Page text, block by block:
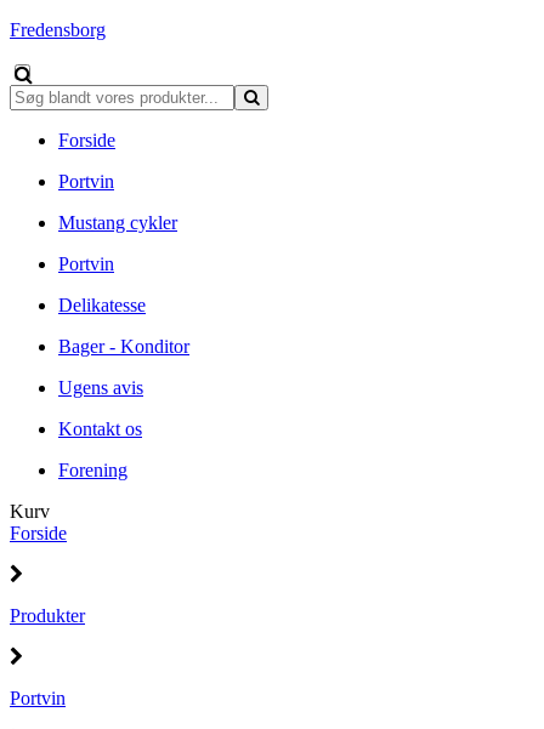
Fredensborg
Forside
Portvin
Mustang cykler
Portvin
Delikatesse
Bager - Konditor
Ugens avis
Kontakt os
Forening
Kurv
Forside
Produkter
Portvin